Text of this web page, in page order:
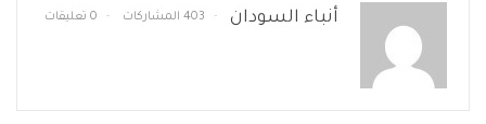
أنباء السودان 403 المشاركات 0 تعليقات